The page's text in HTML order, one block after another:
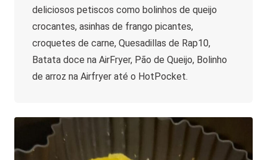
deliciosos petiscos como bolinhos de queijo
crocantes, asinhas de frango picantes,
croquetes de carne, Quesadillas de Rap10,
Batata doce na AirFryer, Pão de Queijo, Bolinho
de arroz na Airfryer até o HotPocket.